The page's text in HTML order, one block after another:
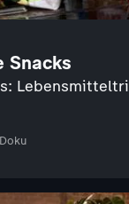
Snacks